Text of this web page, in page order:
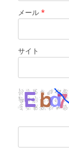
メール *
サイト